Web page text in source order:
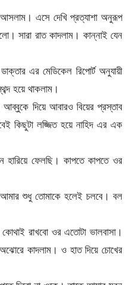
আসলাম। এসে দেখি প্রত্যাশা অনুরূপ
সারা রাত কাদলাম। কান্নাই যেন
এর মেডিকেল রিপোর্ট অনুযায়ী
হয়ে থাকলাম।
দিয়ে আবারও বিয়ের প্রস্তাব
কিছুটা লজ্জিত হয়ে নাহিদ এর এক
ফেলছি। কাপতে কাপতে ওর
শুধু তোমাকে হলেই চলবে। বল
রাখবো ওর এতোটা ভালবাসা।
কাদলাম। ও হাত দিয়ে চোখের